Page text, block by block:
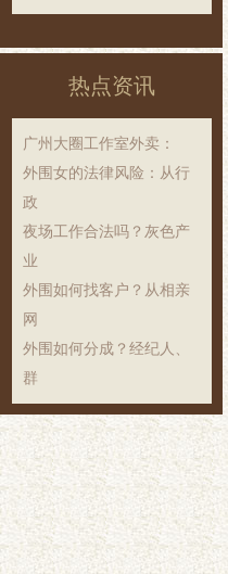
热点资讯
‌广州大圈工作室外卖‌：
外围女的法律风险：从行
政
夜场工作合法吗？灰色产
业
外围如何找客户？从相亲
网
外围如何分成？经纪人、
群